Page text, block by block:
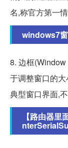
名,称官方第一
windows7
8. 边框
于调整窗口的
典型窗口界面,
【路由器